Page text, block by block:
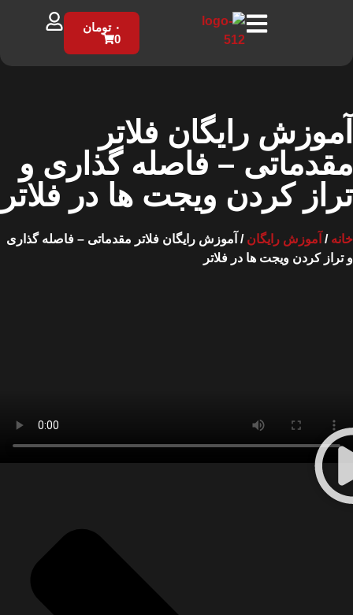
۰ تومان
0
آموزش رایگان فلاتر
مقدماتی – فاصله گذاری و
تراز کردن ویجت ها در فلاتر
خانه / آموزش رایگان / آموزش رایگان فلاتر مقدماتی – فاصله گذاری
و تراز کردن ویجت ها در فلاتر